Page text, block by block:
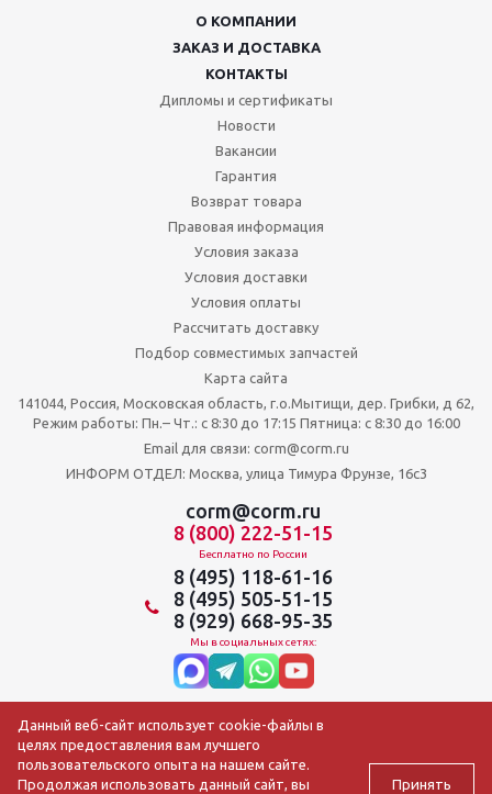
О КОМПАНИИ
ЗАКАЗ И ДОСТАВКА
КОНТАКТЫ
Дипломы и сертификаты
Новости
Вакансии
Гарантия
Возврат товара
Правовая информация
Условия заказа
Условия доставки
Условия оплаты
Рассчитать доставку
Подбор совместимых запчастей
Карта сайта
141044, Россия, Московская область, г.о.Мытищи, дер. Грибки, д 62,
Режим работы: Пн.– Чт.: с 8:30 до 17:15 Пятница: c 8:30 до 16:00
Email для связи: corm@corm.ru
ИНФОРМ ОТДЕЛ: Москва, улица Тимура Фрунзе, 16с3
corm@corm.ru
8 (800) 222-51-15
Бесплатно по России
8 (495) 118-61-16
8 (495) 505-51-15
8 (929) 668-95-35
Мы в социальных сетях:
Данный веб-сайт использует cookie-файлы в
целях предоставления вам лучшего
пользовательского опыта на нашем сайте.
Продолжая использовать данный сайт, вы
Принять